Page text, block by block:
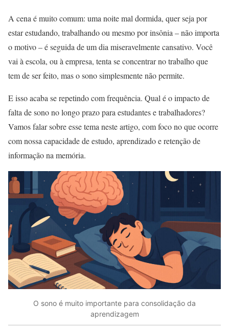
A cena é muito comum: uma noite mal dormida, quer seja por
estar estudando, trabalhando ou mesmo por insônia – não importa
o motivo – é seguida de um dia miseravelmente cansativo. Você
vai à escola, ou à empresa, tenta se concentrar no trabalho que
tem de ser feito, mas o sono simplesmente não permite.
E isso acaba se repetindo com frequência. Qual é o impacto de
falta de sono no longo prazo para estudantes e trabalhadores?
Vamos falar sobre esse tema neste artigo, com foco no que ocorre
com nossa capacidade de estudo, aprendizado e retenção de
informação na memória.
O sono é muito importante para consolidação da
aprendizagem